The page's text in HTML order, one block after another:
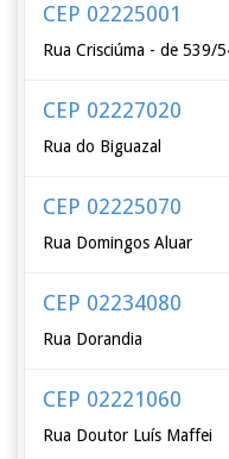
CEP 02225001
Rua Crisciúma - de 539/
CEP 02227020
Rua do Biguazal
CEP 02225070
Rua Domingos Aluar
CEP 02234080
Rua Dorandia
CEP 02221060
Rua Doutor Luís Maffei